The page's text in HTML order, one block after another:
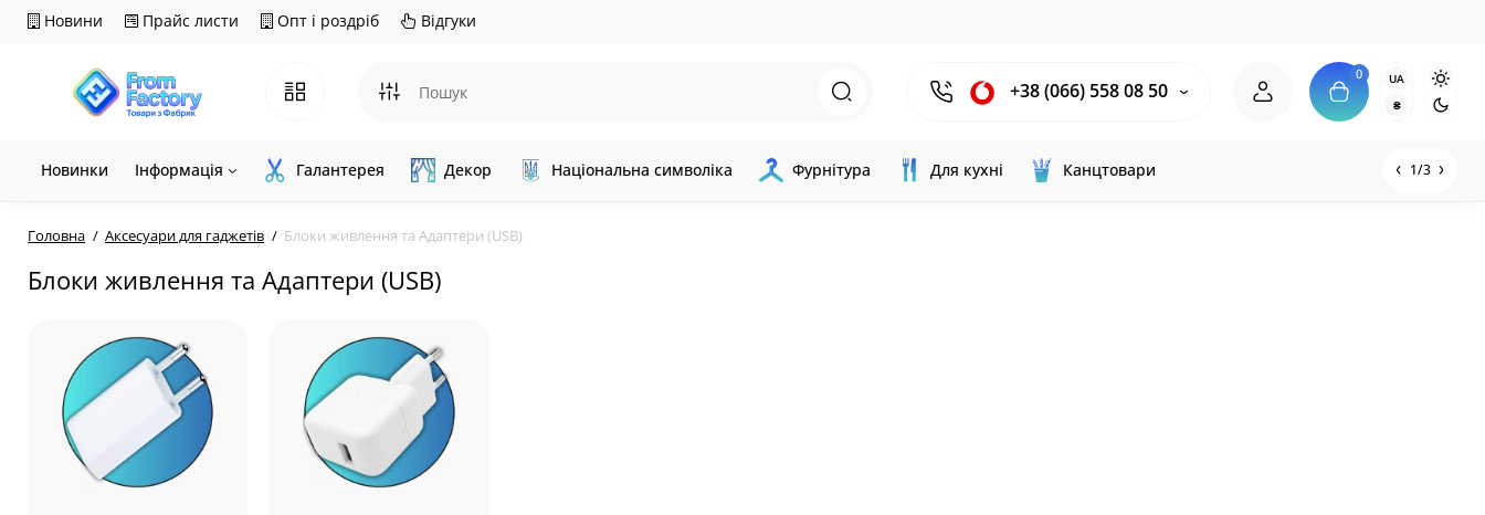
Новини Прайс листи Опт і роздріб Відгуки
+38 (066) 558 08 50
0
UA
₴
Новинки Інформація Галантерея Декор Національна символіка Фурнітура Для кухні Канцтовари 1/3
Головна Аксесуари для гаджетів Блоки живлення та Адаптери (USB)
Блоки живлення та Адаптери (USB)